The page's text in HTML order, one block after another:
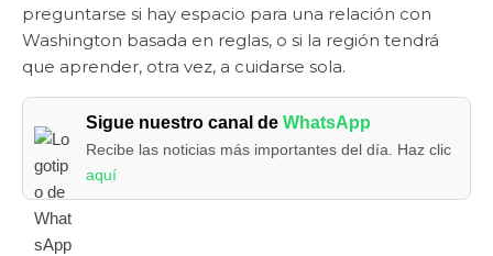
preguntarse si hay espacio para una relación con
Washington basada en reglas, o si la región tendrá
que aprender, otra vez, a cuidarse sola.
Sigue nuestro canal deWhatsApp
Recibe las noticias más importantes del día. Haz clic
aquí